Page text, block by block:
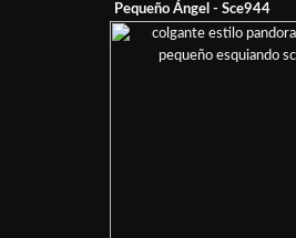
Pequeño Ángel - Sce944